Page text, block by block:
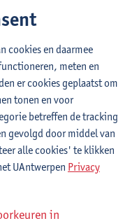
schools zijn op te
summer school.
Zuydtwyck
modeling
cookies en daarmee
meten en
er cookies geplaatst om
tonen en voor
betreffen de tracking
gevolgd door middel van
alle cookies' te klikken
UAntwerpen Privacy
in